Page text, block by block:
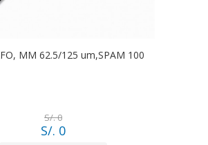
MM 62.5/125 um,SPAM 100
S/. 0
S/. 0